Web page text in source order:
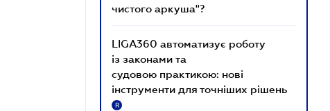
чистого аркуша"?
LIGA360 автоматизує роботу
із законами та
судовою практикою: нові
інструменти для точніших рішень
R